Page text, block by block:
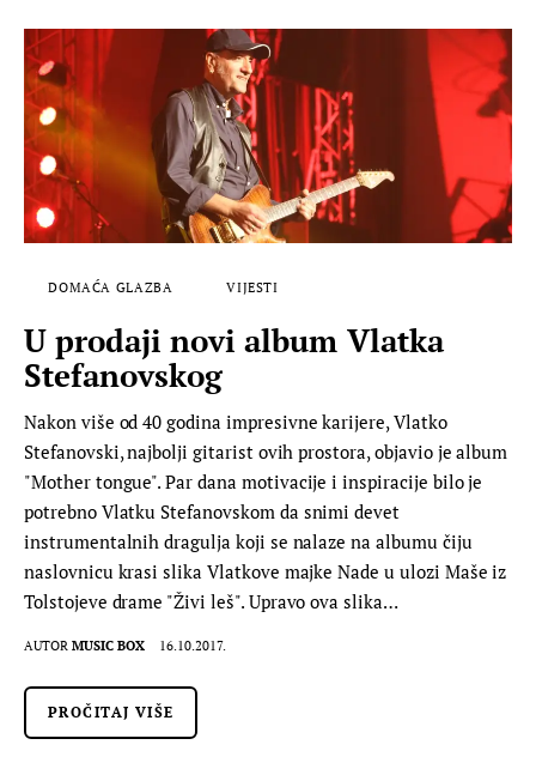
DOMAĆA GLAZBA VIJESTI
U prodaji novi album Vlatka
Stefanovskog
Nakon više od 40 godina impresivne karijere, Vlatko
Stefanovski, najbolji gitarist ovih prostora, objavio je album
"Mother tongue". Par dana motivacije i inspiracije bilo je
potrebno Vlatku Stefanovskom da snimi devet
instrumentalnih dragulja koji se nalaze na albumu čiju
naslovnicu krasi slika Vlatkove majke Nade u ulozi Maše iz
Tolstojeve drame "Živi leš". Upravo ova slika…
AUTOR MUSIC BOX 16.10.2017.
PROČITAJ VIŠE